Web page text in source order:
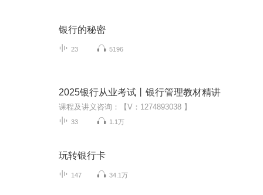
银行的秘密
23 5196
2025银行从业考试丨银行管理教材精讲
课程及讲义咨询：【V：1274893038 】
33 1.1万
玩转银行卡
147 34.1万